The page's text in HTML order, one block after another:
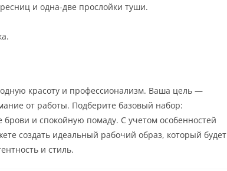
и одна-две прослойки туши.
красоту и профессионализм. Ваша цель —
от работы. Подберите базовый набор:
и спокойную помаду. С учетом особенностей
создать идеальный рабочий образ, который будет
и стиль.